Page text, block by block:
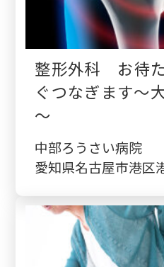
整形外科 お待
ぐつなぎます～
～
中部ろうさい病院
愛知県名古屋市港区